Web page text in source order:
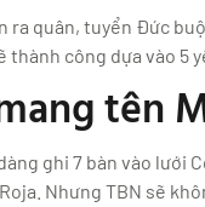
ra quân, tuyển Đức
công dựa vào 5
tên
ghi 7 bàn vào lưới
Nhưng TBN sẽ